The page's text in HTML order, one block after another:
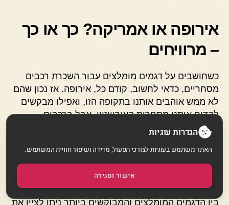
אירופה או אמריקה? כך או כך
– מרוויחים
כשחושבים על דגמים מומלצים עבור השכרת רכבים
מסחריים, כדאי לחשוב, קודם כל, אירופה. אז נכון שהם
לא ממש אוהבים אותנו בתקופה הזו, ואפילו מבקשים
להדיח אותנו מתחרות האירוויזיון, אבל ברכבים
מסחריים, הם עושים את העבודה מצוין. דגמים
איטלקיים, צרפתיים ונוספים, הנחשבים אמינים,
חסכוניים, בטוחים וכאלה המעניקים חווית נסיעה
נעימה, הן לנהג והן לנוסעים, מוצעים להשכרה בחברות
בין הדגמים המומלצים והמבוקשים ביותר ניתן לציין את
הגדרות עוגיות
האתר משתמש בעוגיות לצורכי תפעול, מדידה ושיפור חוויית המשתמש.
אישור וסגירה